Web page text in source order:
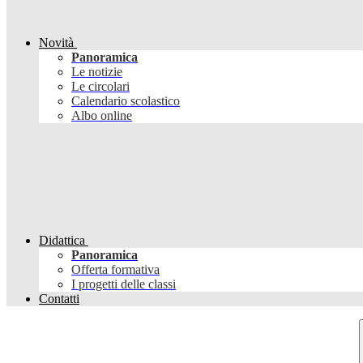
Novità
Panoramica
Le notizie
Le circolari
Calendario scolastico
Albo online
Didattica
Panoramica
Offerta formativa
I progetti delle classi
Contatti